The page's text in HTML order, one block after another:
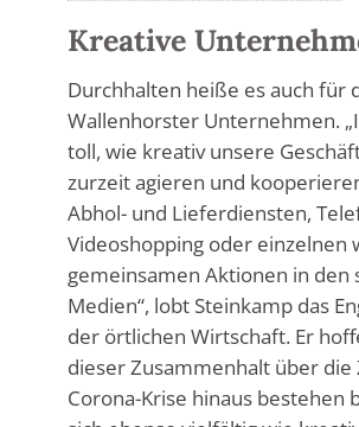
Kreative
Durchhalten heiße es auch für
Wallenhorster Unternehmen.
toll, wie kreativ unsere
zurzeit agieren und
Abhol- und Lieferdiensten,
Videoshopping oder einzelnen
gemeinsamen Aktionen in den
Medien“, lobt Steinkamp das
der örtlichen Wirtschaft. Er
dieser Zusammenhalt über die
Corona-Krise hinaus bestehen